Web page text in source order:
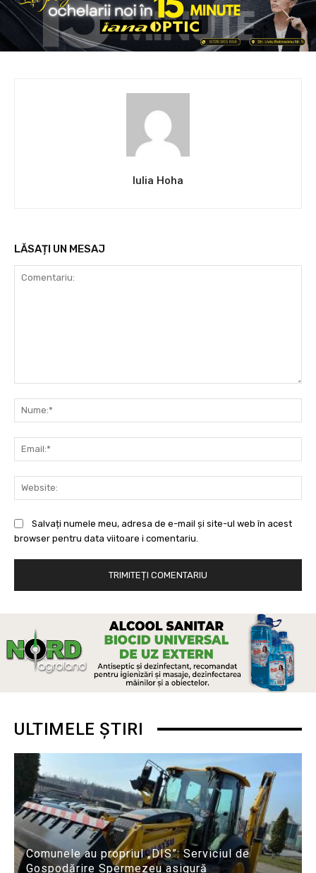
Iulia Hoha
LĂSAȚI UN MESAJ
Salvați numele meu, adresa de e-mail și site-ul web în acest
browser pentru data viitoare i comentariu.
ULTIMELE ȘTIRI
Comunele au propriul „DIS”: Serviciul de
Gospodărire Spermezeu asigură